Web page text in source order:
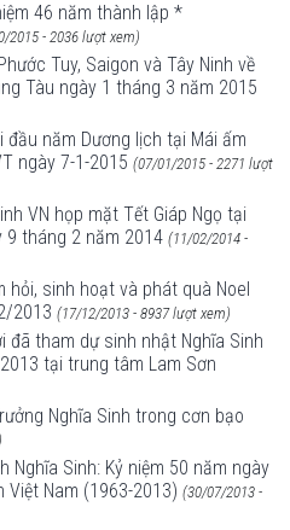
46 năm thành lập *
2015 - 2036 lượt xem)
Tuy, Saigon và Tây Ninh về
Tàu ngày 1 tháng 3 năm 2015
năm Dương lịch tại Mái ấm
ngày 7-1-2015 (07/01/2015 - 2271 lượt
VN họp mặt Tết Giáp Ngọ tại
9 tháng 2 năm 2014 (11/02/2014 -
hỏi, sinh hoạt và phát quà Noel
2013 (17/12/2013 - 8937 lượt xem)
đã tham dự sinh nhật Nghĩa Sinh
tại trung tâm Lam Sơn
Nghĩa Sinh trong cơn bạo
Nghĩa Sinh: Kỷ niệm 50 năm ngày
Việt Nam (1963-2013) (30/07/2013 -